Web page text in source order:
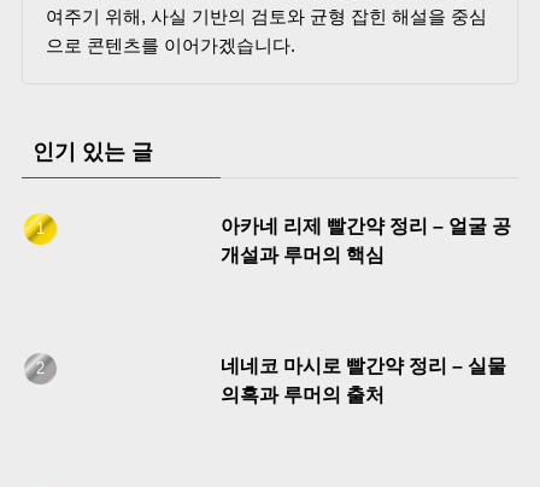
여주기 위해, 사실 기반의 검토와 균형 잡힌 해설을 중심
으로 콘텐츠를 이어가겠습니다.
인기 있는 글
아카네 리제 빨간약 정리 – 얼굴 공
개설과 루머의 핵심
네네코 마시로 빨간약 정리 – 실물
의혹과 루머의 출처